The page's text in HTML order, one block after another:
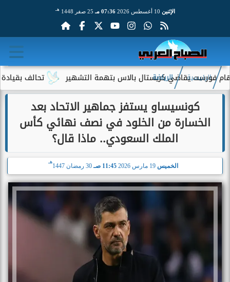
الإثنين 07:36 مـ 25 صفر 1448 هـ
تحالف بقيادة جيف بيزوس كريستال بالاس بتهمة التشهير
الرئيسية الرياضة
كونسيساو يستفز جماهير الاتحاد بعد
الخسارة من الخلود في نصف نهائي كأس
الملك السعودي.. ماذا قال؟
الخميس 19 مارس 2026 11:45 صـ 30 رمضان 1447
هـ